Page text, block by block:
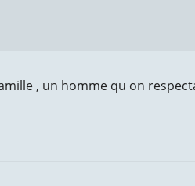
, un homme qu on